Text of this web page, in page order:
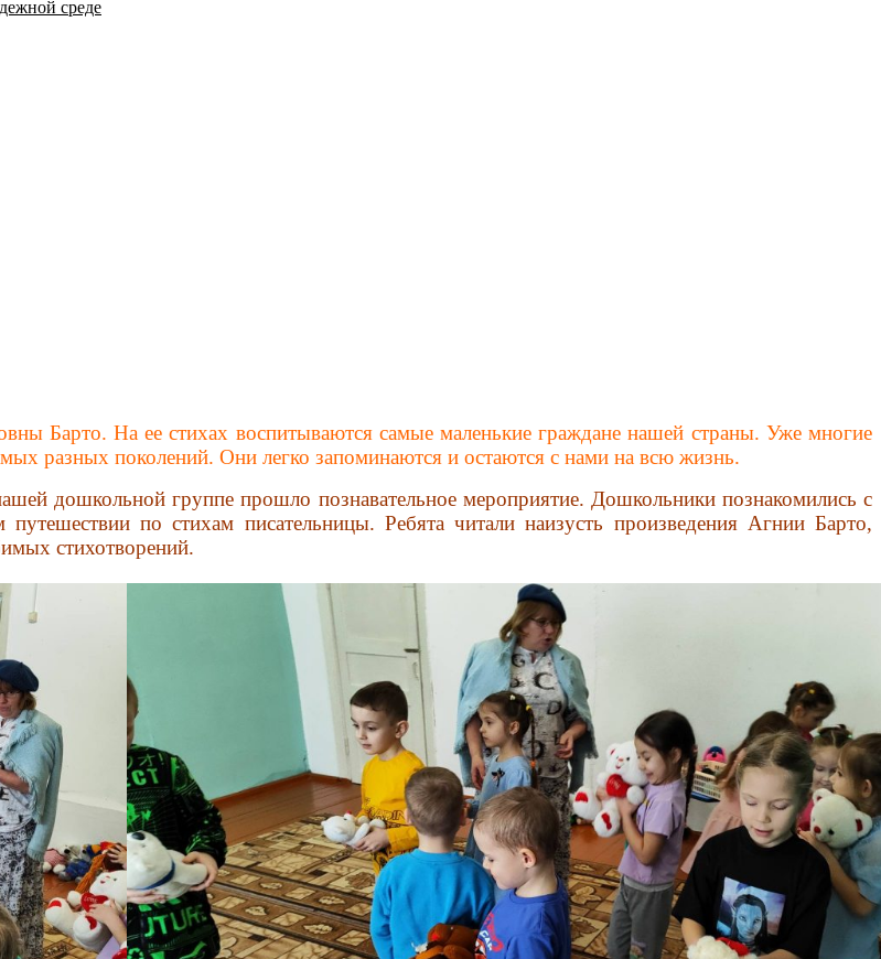
среде
Барто. На ее стихах воспитываются самые маленькие граждане нашей страны. Уже многие
разных поколений. Они легко запоминаются и остаются с нами на всю жизнь.
дошкольной группе прошло познавательное мероприятие. Дошкольники познакомились с
по стихам писательницы. Ребята читали наизусть произведения Агнии Барто,
стихотворений.